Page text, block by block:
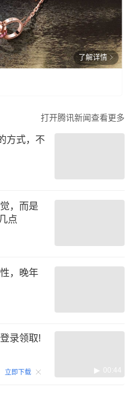
了解详情
打开腾讯新闻查看更多
方式，不
，而是
点
，晚年
录领取!
立即下载 00:44